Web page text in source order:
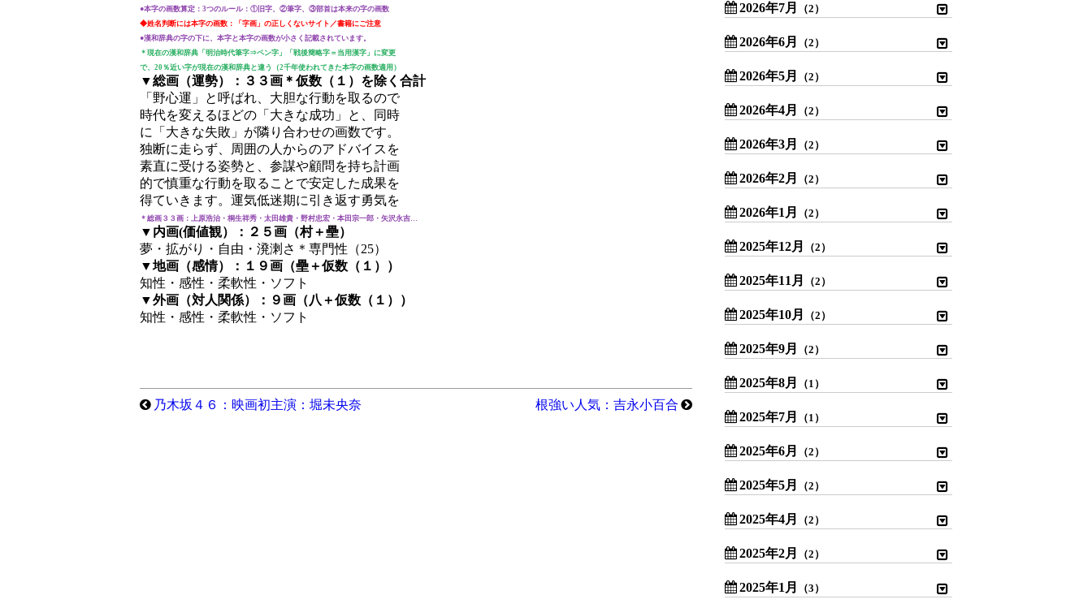
●本字の画数算定：3つのルール：①旧字、②筆字、③部首は本来の字の画数
◆姓名判断には本字の画数：「字画」の正しくないサイト／書籍にご注意
●漢和辞典の字の下に、本字と本字の画数が小さく記載されています。
＊現在の漢和辞典「明治時代筆字⇒ペン字」「戦後簡略字＝当用漢字」に変更
で、20％近い字が現在の漢和辞典と違う（2千年使われてきた本字の画数適用）
▼総画（運勢）：３３画＊仮数（１）を除く合計
「野心運」と呼ばれ、大胆な行動を取るので
時代を変えるほどの「大きな成功」と、同時
に「大きな失敗」が隣り合わせの画数です。
独断に走らず、周囲の人からのアドバイスを
素直に受ける姿勢と、参謀や顧問を持ち計画
的で慎重な行動を取ることで安定した成果を
得ていきます。運気低迷期に引き返す勇気を
＊総画３３画：上原浩治・桐生祥秀・太田雄貴・野村忠宏・本田宗一郎・矢沢永吉…
▼内画(価値観）：２５画（村＋壘）
夢・拡がり・自由・溌溂さ＊専門性（25）
▼地画（感情）：１９画（壘＋仮数（１））
知性・感性・柔軟性・ソフト
▼外画（対人関係）：９画（八＋仮数（１））
知性・感性・柔軟性・ソフト
乃木坂４６：映画初主演：堀未央奈 根強い人気：吉永小百合
2026年7月 （2）
2026年6月 （2）
2026年5月 （2）
2026年4月 （2）
2026年3月 （2）
2026年2月 （2）
2026年1月 （2）
2025年12月 （2）
2025年11月 （2）
2025年10月 （2）
2025年9月 （2）
2025年8月 （1）
2025年7月 （1）
2025年6月 （2）
2025年5月 （2）
2025年4月 （2）
2025年2月 （2）
2025年1月 （3）